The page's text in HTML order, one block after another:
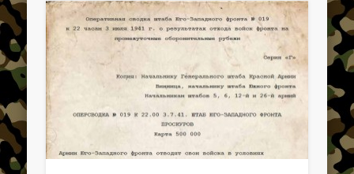
Очерки по истории Винничины
Популярные записи
Поиск
Recent Posts